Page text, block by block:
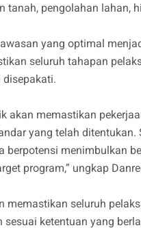
tanah, pengolahan lahan,
yang optimal
seluruh tahapan
disepakati.
akan memastikan
yang telah
berpotensi menimbulkan
program,” ungkap
memastikan seluruh
sesuai ketentuan yang